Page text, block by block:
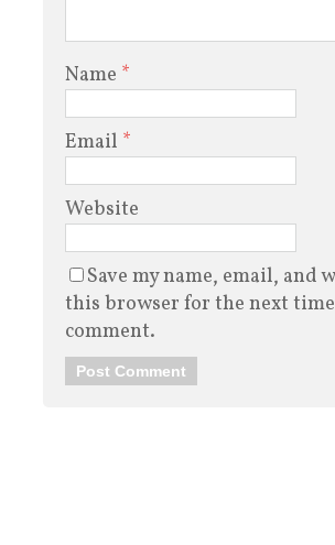
Name *
Email *
Website
Save my name, email, and
this browser for the next
comment.